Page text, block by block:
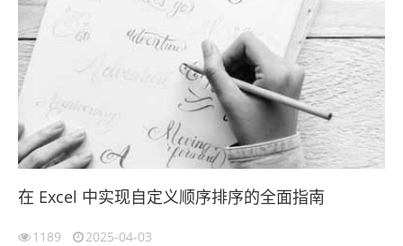
在 Excel 中实现自定义顺序排序的全面指南
1189 2025-04-03